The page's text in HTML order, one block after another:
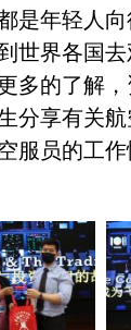
是年轻人
世界各国
多的了解
分享有关
服员的工